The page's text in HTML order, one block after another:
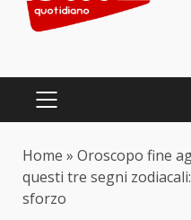
PRIMARY
Home » Oroscopo fine
questi tre segni
sforzo